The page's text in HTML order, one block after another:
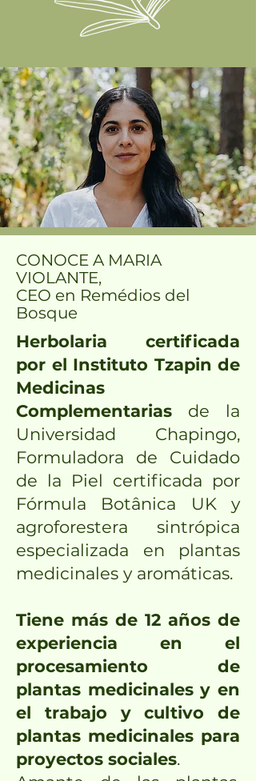
CONOCE A MARIA
VIOLANTE,
CEO en Remédios del
Bosque
Herbolaria certificada
por el Instituto Tzapin de
Medicinas
Complementarias de la
Universidad Chapingo,
Formuladora de Cuidado
de la Piel certificada por
Fórmula Botânica UK y
agroforestera sintrópica
especializada en plantas
medicinales y aromáticas.
Tiene más de 12 años de
experiencia en el
procesamiento de
plantas medicinales y en
el trabajo y cultivo de
plantas medicinales para
proyectos sociales.